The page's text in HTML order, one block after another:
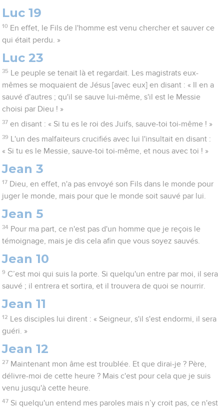
Luc 19
10 En effet, le Fils de l'homme est venu chercher et sauver ce
qui était perdu. »
Luc 23
35
Le peuple se tenait là et regardait. Les magistrats eux-
mêmes se moquaient de Jésus [avec eux] en disant : « Il en a
sauvé d'autres ; qu'il se sauve lui-même, s'il est le Messie
choisi par Dieu ! »
37 en disant : « Si tu es le roi des Juifs, sauve-toi toi-même ! »
39
L'un des malfaiteurs crucifiés avec lui l'insultait en disant :
« Si tu es le Messie, sauve-toi toi-même, et nous avec toi ! »
Jean 3
17 Dieu, en effet, n'a pas envoyé son Fils dans le monde pour
juger le monde, mais pour que le monde soit sauvé par lui.
Jean 5
34 Pour ma part, ce n'est pas d'un homme que je reçois le
témoignage, mais je dis cela afin que vous soyez sauvés.
Jean 10
9 C’est moi qui suis la porte. Si quelqu'un entre par moi, il sera
sauvé ; il entrera et sortira, et il trouvera de quoi se nourrir.
Jean 11
12
Les disciples lui dirent : « Seigneur, s'il s'est endormi, il sera
guéri. »
Jean 12
27 Maintenant mon âme est troublée. Et que dirai-je ? Père,
délivre-moi de cette heure ? Mais c'est pour cela que je suis
venu jusqu'à cette heure.
47 Si quelqu'un entend mes paroles mais n’y croit pas, ce n'est